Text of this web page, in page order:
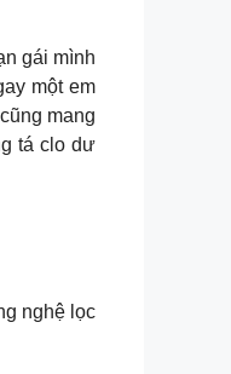
gái mình
một em
mang
tá clo dư
nghệ lọc